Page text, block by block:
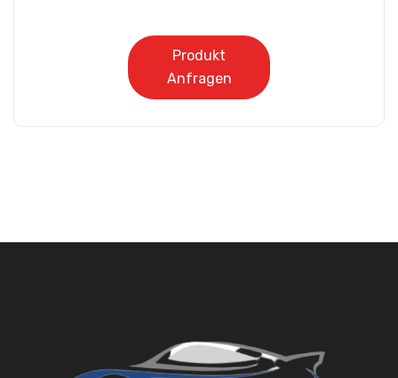
Produkt
Anfragen